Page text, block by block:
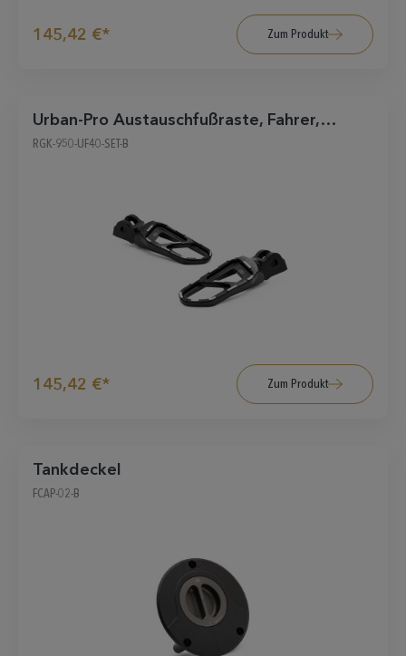
145,42 €* Zum Produkt
Urban-Pro Austauschfußraste, Fahrer,
schwarz
RGK-950-UF40-SET-B
145,42 €* Zum Produkt
Tankdeckel
FCAP-02-B